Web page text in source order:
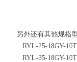
另外还有其他规格
RYL-25-18GY-
RYL-35-18GY-